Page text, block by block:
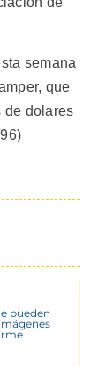
semana
que
de dolares
pueden